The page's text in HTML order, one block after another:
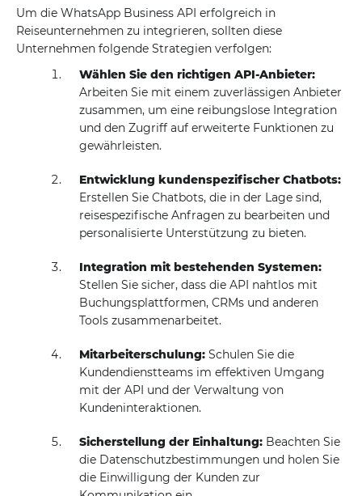
Um die WhatsApp Business API erfolgreich in
Reiseunternehmen zu integrieren, sollten diese
Unternehmen folgende Strategien verfolgen:
Wählen Sie den richtigen API-Anbieter:
Arbeiten Sie mit einem zuverlässigen Anbieter
zusammen, um eine reibungslose Integration
und den Zugriff auf erweiterte Funktionen zu
gewährleisten.
Entwicklung kundenspezifischer Chatbots:
Erstellen Sie Chatbots, die in der Lage sind,
reisespezifische Anfragen zu bearbeiten und
personalisierte Unterstützung zu bieten.
Integration mit bestehenden Systemen:
Stellen Sie sicher, dass die API nahtlos mit
Buchungsplattformen, CRMs und anderen
Tools zusammenarbeitet.
Mitarbeiterschulung: Schulen Sie die
Kundendienstteams im effektiven Umgang
mit der API und der Verwaltung von
Kundeninteraktionen.
Sicherstellung der Einhaltung: Beachten Sie
die Datenschutzbestimmungen und holen Sie
die Einwilligung der Kunden zur